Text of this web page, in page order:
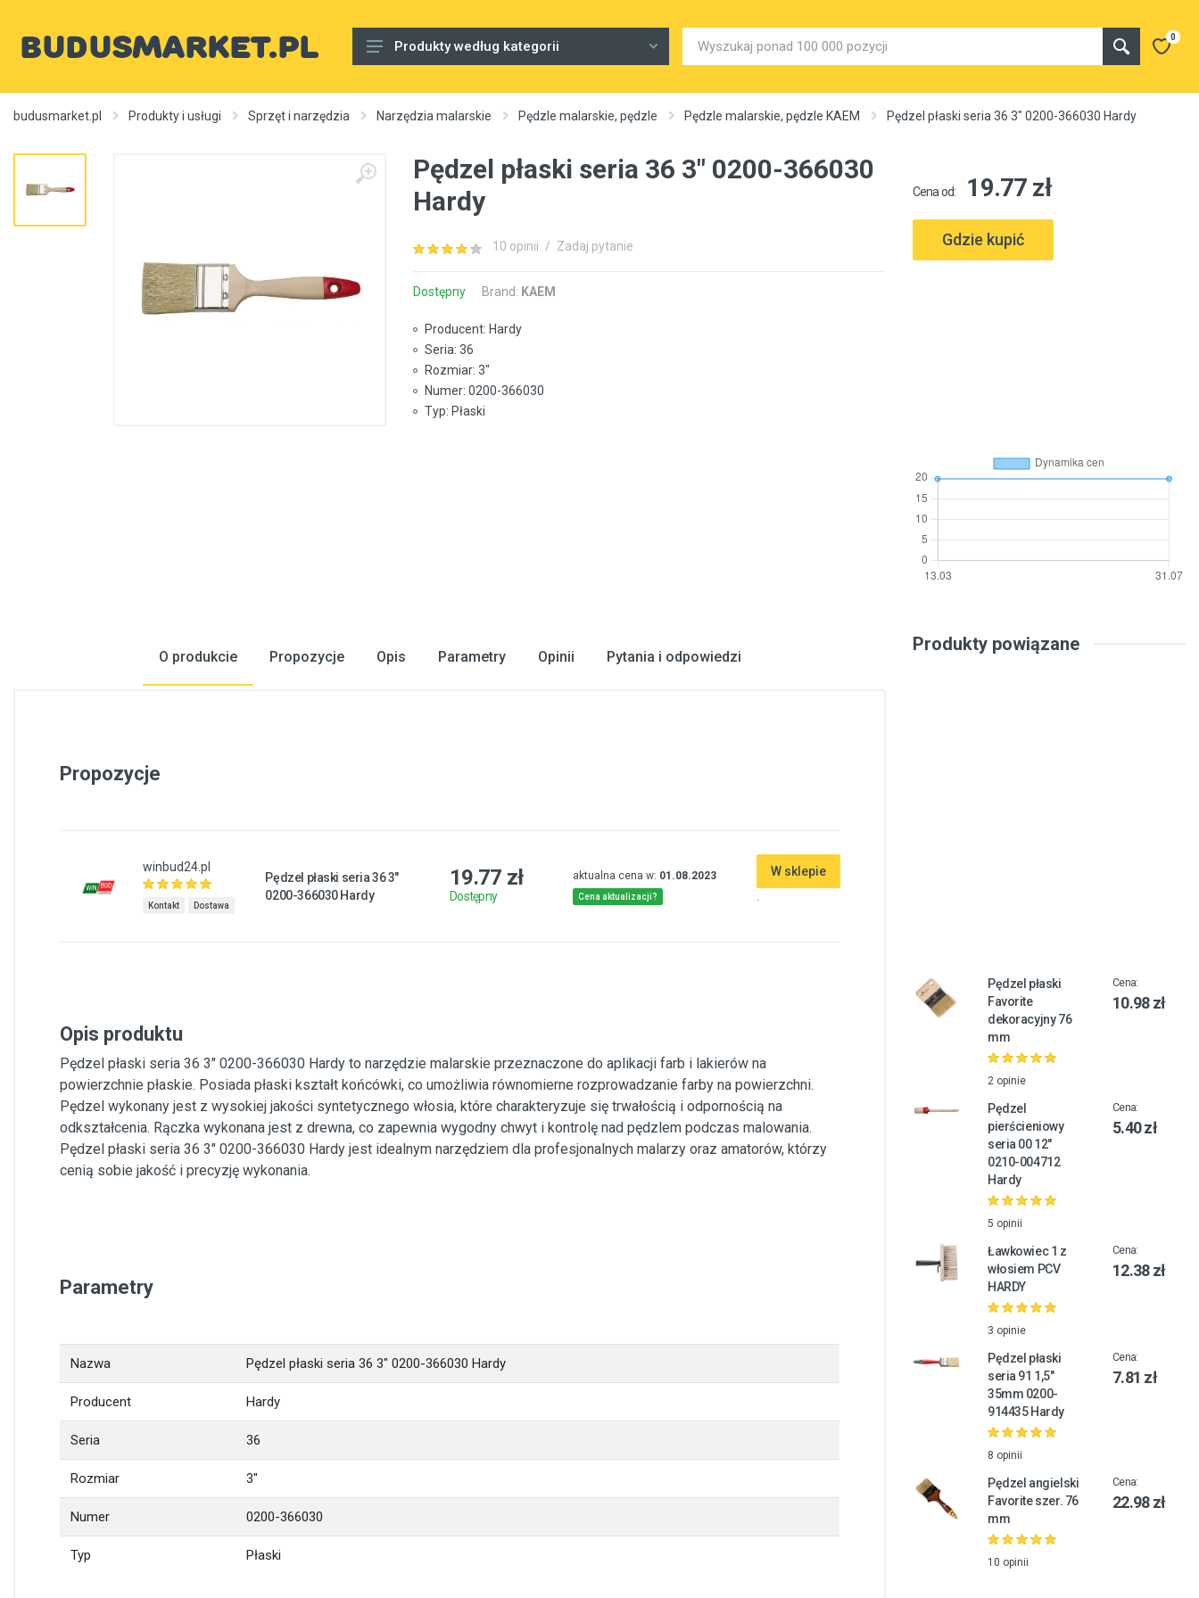
Materiały budowlane
Produkty według kategorii
0
budusmarket.pl Produkty i usługi Sprzęt i narzędzia Narzędzia malarskie Pędzle malarskie, pędzle Pędzle malarskie, pędzle KAEM Pędzel płaski seria 36 3" 0200-366030 Hardy
Pędzel płaski seria 36 3" 0200-366030
Hardy
10 opinii / Zadaj pytanie
Dostępny Brand: KAEM
Producent: Hardy
Seria: 36
Rozmiar: 3"
Numer: 0200-366030
Typ: Płaski
Cena od: 19.77 zł
Gdzie kupić
O produkcie Propozycje Opis Parametry Opinii Pytania i odpowiedzi
Propozycje
winbud24.pl
Kontakt Dostawa
Pędzel płaski seria 36 3"
0200-366030 Hardy
19.77 zł
Dostępny
aktualna cena w: 01.08.2023
Cena aktualizacji?
W sklepie
.
Opis produktu
Pędzel płaski seria 36 3" 0200-366030 Hardy to narzędzie malarskie przeznaczone do aplikacji farb i lakierów na
powierzchnie płaskie. Posiada płaski kształt końcówki, co umożliwia równomierne rozprowadzanie farby na powierzchni.
Pędzel wykonany jest z wysokiej jakości syntetycznego włosia, które charakteryzuje się trwałością i odpornością na
odkształcenia. Rączka wykonana jest z drewna, co zapewnia wygodny chwyt i kontrolę nad pędzlem podczas malowania.
Pędzel płaski seria 36 3" 0200-366030 Hardy jest idealnym narzędziem dla profesjonalnych malarzy oraz amatorów, którzy
cenią sobie jakość i precyzję wykonania.
Parametry
Nazwa Pędzel płaski seria 36 3" 0200-366030 Hardy
Producent Hardy
Seria 36
Rozmiar 3"
Numer 0200-366030
Typ Płaski
Produkty powiązane
Pędzel płaski
Favorite
dekoracyjny 76
mm
2 opinie
Cena:
10.98 zł
Pędzel
pierścieniowy
seria 00 12"
0210-004712
Hardy
5 opinii
Cena:
5.40 zł
Ławkowiec 1 z
włosiem PCV
HARDY
3 opinie
Cena:
12.38 zł
Pędzel płaski
seria 91 1,5"
35mm 0200-
914435 Hardy
8 opinii
Cena:
7.81 zł
Pędzel angielski
Favorite szer. 76
mm
10 opinii
Cena:
22.98 zł